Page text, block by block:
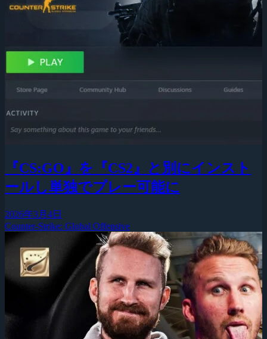
『CS:GO』を『CS2』と別にインスト
ールし単独でプレー可能に
2026年3月4日
Counter-Strike: Global Offensive